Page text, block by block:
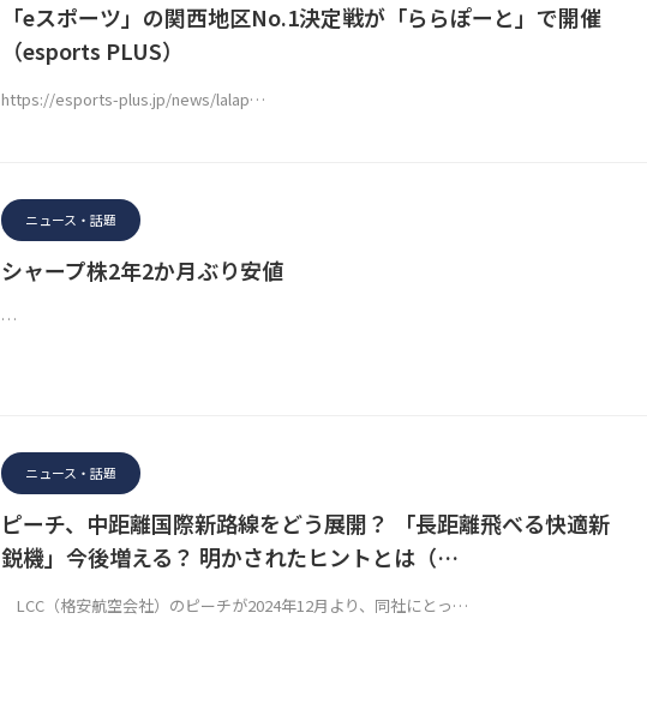
「eスポーツ」の関西地区No.1決定戦が「ららぽーと」で開催
（esports PLUS）
https://esports-plus.jp/news/lalap…
ニュース・話題
シャープ株2年2か月ぶり安値
…
ニュース・話題
ピーチ、中距離国際新路線をどう展開？ 「長距離飛べる快適新
鋭機」今後増える？ 明かされたヒントとは（…
LCC（格安航空会社）のピーチが2024年12月より、同社にとっ…